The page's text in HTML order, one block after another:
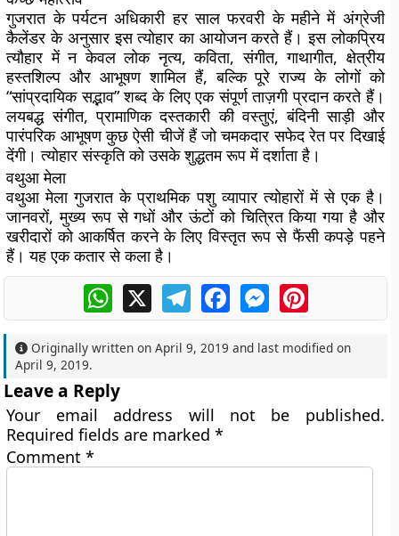
गुजरात के पर्यटन अधिकारी हर साल फरवरी के महीने में अंग्रेजी
कैलेंडर के अनुसार इस त्योहार का आयोजन करते हैं। इस लोकप्रिय
त्यौहार में न केवल लोक नृत्य, कविता, संगीत, गाथागीत, क्षेत्रीय
हस्तशिल्प और आभूषण शामिल हैं, बल्कि पूरे राज्य के लोगों को
“सांप्रदायिक सद्भाव” शब्द के लिए एक संपूर्ण ताज़गी प्रदान करते हैं।
लयबद्ध संगीत, प्रामाणिक दस्तकारी की वस्तुएं, बंदिनी साड़ी और
पारंपरिक आभूषण कुछ ऐसी चीजें हैं जो चमकदार सफेद रेत पर दिखाई
देंगी। त्योहार संस्कृति को उसके शुद्धतम रूप में दर्शाता है।
वथुआ मेला
वथुआ मेला गुजरात के प्राथमिक पशु व्यापार त्योहारों में से एक है।
जानवरों, मुख्य रूप से गधों और ऊंटों को चित्रित किया गया है और
खरीदारों को आकर्षित करने के लिए विस्तृत रूप से फैंसी कपड़े पहने
हैं। यह एक कतार से कला है।
WhatsApp
X TelegramFacebookMessengerPinterest
Originally written onApril 9, 2019 and last modified on
April 9, 2019.
Leave a Reply
Your email address will not be published.
Required fields are marked*
Comment*